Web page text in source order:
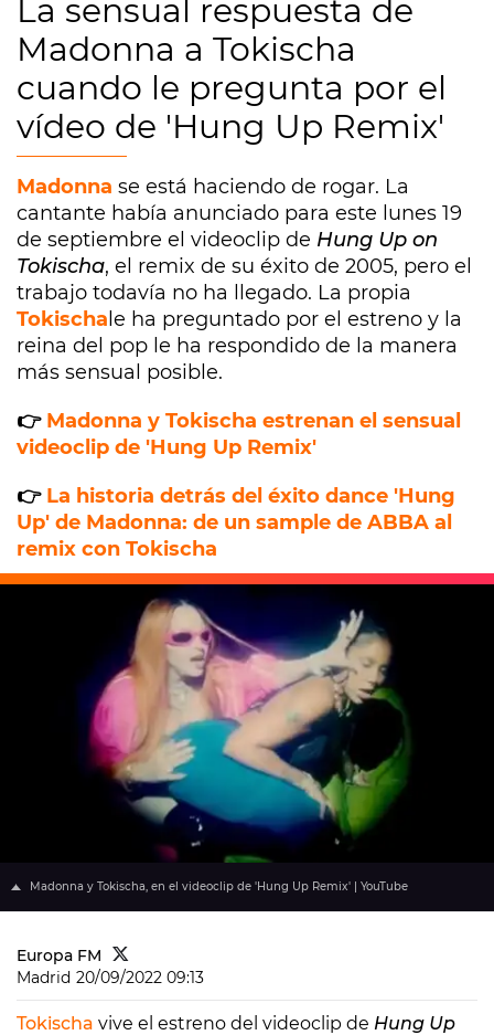
La sensual respuesta de
Madonna a Tokischa
cuando le pregunta por el
vídeo de 'Hung Up Remix'
Madonna se está haciendo de rogar. La
cantante había anunciado para este lunes 19
de septiembre el videoclip de Hung Up on
Tokischa, el remix de su éxito de 2005, pero el
trabajo todavía no ha llegado. La propia
Tokischa le ha preguntado por el estreno y la
reina del pop le ha respondido de la manera
más sensual posible.
👉 Madonna y Tokischa estrenan el sensual
videoclip de 'Hung Up Remix'
👉 La historia detrás del éxito dance 'Hung
Up' de Madonna: de un sample de ABBA al
remix con Tokischa
Madonna y Tokischa, en el videoclip de 'Hung Up Remix' | YouTube
Europa FM
Madrid 20/09/2022 09:13
Tokischa vive el estreno del videoclip de Hung Up